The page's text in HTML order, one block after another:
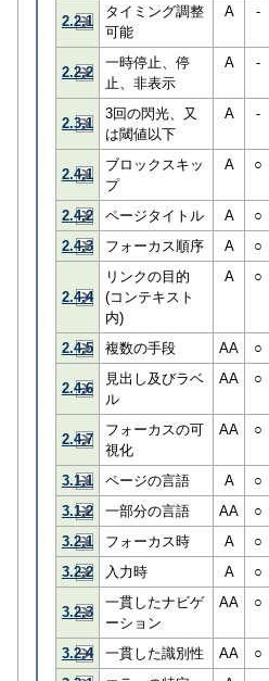
2.2.1
タイミング調整
可能
A -
2.2.2
一時停止、停
止、非表示
A -
2.3.1
3回の閃光、又
は閾値以下
A -
2.4.1
ブロックスキッ
プ
A ○
2.4.2 ページタイトル A ○
2.4.3
フォーカス順序 A ○
2.4.4
リンクの目的
(コンテキスト
内)
A ○
2.4.5 複数の手段 AA ○
2.4.6
見出し及びラベ
ル
AA ○
2.4.7
フォーカスの可
視化
AA ○
3.1.1 ページの言語 A ○
3.1.2
一部分の言語 AA ○
3.2.1
フォーカス時 A ○
3.2.2
入力時 A ○
3.2.3
一貫したナビゲ
ーション
AA ○
3.2.4 一貫した識別性 AA ○